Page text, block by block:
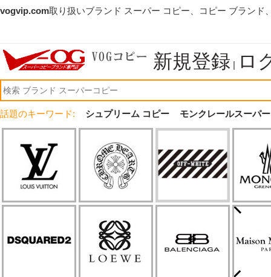
vogvip.com取り扱いブランド スーパー コピー、コピー ブランド
新規登録 | ロ
話題のキーワード: シュプリーム コピー モンクレールスーパ